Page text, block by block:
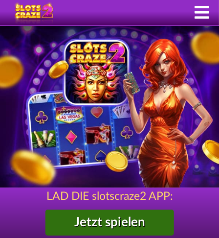
LAD DIE slotscraze2 APP:
Jetzt spielen